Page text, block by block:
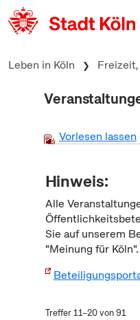
zum Inhalt springen
Leben in Köln
Vorlesen lassen
Hinweis:
Alle
Sie auf unserem
"Meinung für Köln".
Treffer 11–20 von 91